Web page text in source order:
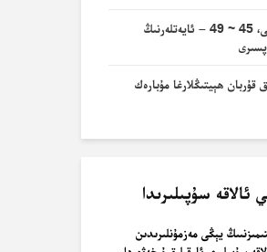
ئەنئام سۈرىسى، 45 ~ 49 – ئايەتلەرنىڭ
قۇربان ھېيتىڭلارغا مۇبارەك
ئالاقە سۇپىلىرىدا
يېڭى مەزمۇنلىرىدىن